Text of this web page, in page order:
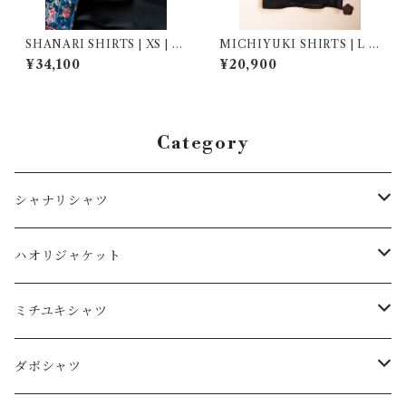
SHANARI SHIRTS | XS | 2
62027
¥34,100
MICHIYUKI SHIRTS | L |
267007
¥20,900
Category
シャナリシャツ
長袖
XL
L
半袖
XL
ハオリジャケット
L
M
ミチユキシャツ
L
ダボシャツ